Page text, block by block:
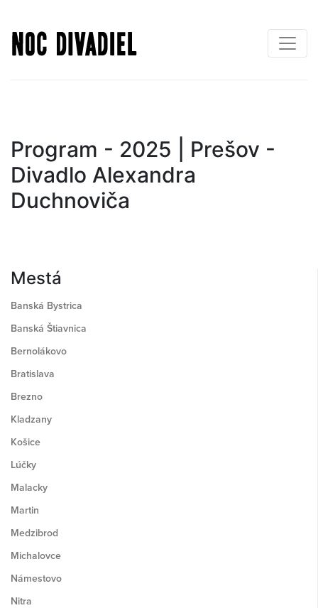
na
hlavný
Program - 2025 | Prešov -
Divadlo Alexandra
Duchnoviča
Mestá
Banská Bystrica
Banská Štiavnica
Bernolákovo
Bratislava
Brezno
Kladzany
Košice
Lúčky
Malacky
Martin
Medzibrod
Michalovce
Námestovo
Nitra